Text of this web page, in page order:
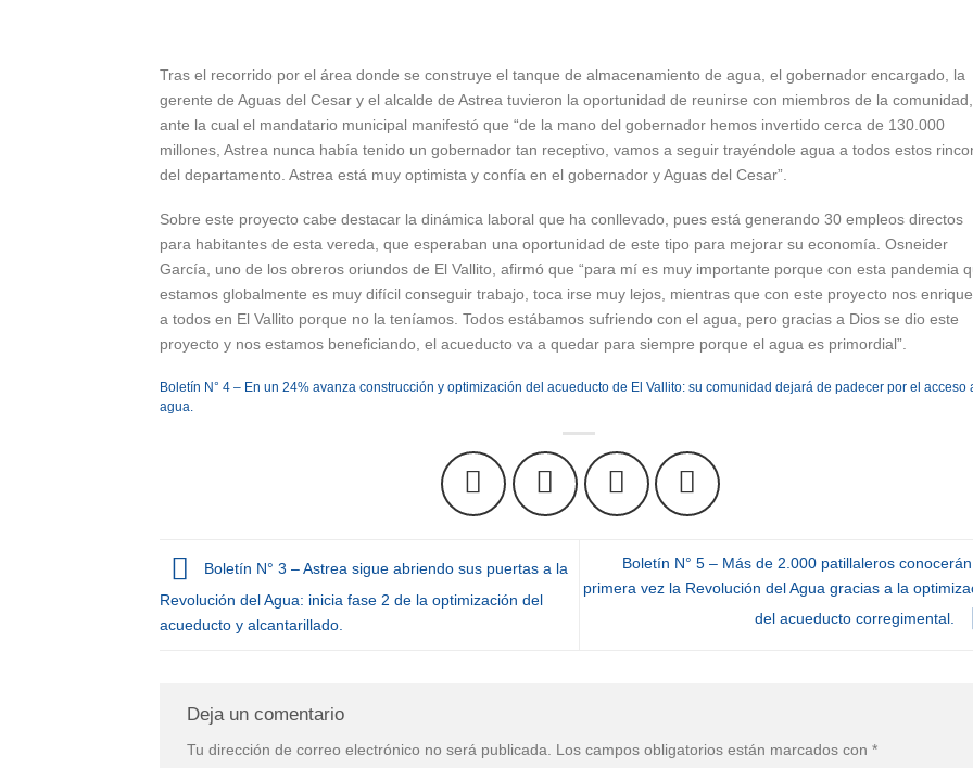
Tras el recorrido por el área donde se construye el tanque de almacenamiento de agua, el gobernador encargado, la
gerente de Aguas del Cesar y el alcalde de Astrea tuvieron la oportunidad de reunirse con miembros de la comunidad,
ante la cual el mandatario municipal manifestó que “de la mano del gobernador hemos invertido cerca de 130.000
millones, Astrea nunca había tenido un gobernador tan receptivo, vamos a seguir trayéndole agua a todos estos
del departamento. Astrea está muy optimista y confía en el gobernador y Aguas del Cesar”.
Sobre este proyecto cabe destacar la dinámica laboral que ha conllevado, pues está generando 30 empleos directos
para habitantes de esta vereda, que esperaban una oportunidad de este tipo para mejorar su economía. Osneider
García, uno de los obreros oriundos de El Vallito, afirmó que “para mí es muy importante porque con esta pandemia
estamos globalmente es muy difícil conseguir trabajo, toca irse muy lejos, mientras que con este proyecto nos
a todos en El Vallito porque no la teníamos. Todos estábamos sufriendo con el agua, pero gracias a Dios se dio este
proyecto y nos estamos beneficiando, el acueducto va a quedar para siempre porque el agua es primordial”.
Boletín N° 4 – En un 24% avanza construcción y optimización del acueducto de El Vallito: su comunidad dejará de padecer por el acceso
agua.
Boletín N° 3 – Astrea sigue abriendo sus puertas a la
Revolución del Agua: inicia fase 2 de la optimización del
acueducto y alcantarillado.
Boletín N° 5 – Más de 2.000 patillaleros
primera vez la Revolución del Agua gracias a la
del acueducto corregimental.
Deja un comentario
Tu dirección de correo electrónico no será publicada. Los campos obligatorios están marcados con *